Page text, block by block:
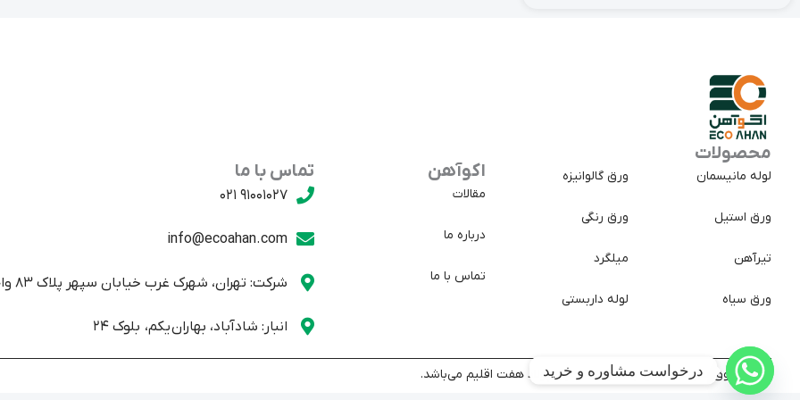
محصولات
لوله مانیسمان
ورق استیل
تیرآهن
ورق سیاه
ورق گالوانیزه
ورق رنگی
میلگرد
لوله داربستی
اکوآهن
مقالات
درباره ما
تماس با ما
تماس با ما
91001027 021
info@ecoahan.com
شرکت: تهران، شهرک غرب خیابان سپهر پلاک 83 واحد یک
انبار: شادآباد، بهاران یکم، بلوک 24
کلیه حقوق سایت متعلق به شرکت تجارت پولاد هفت اقلیم می‌باشد.
درخواست مشاوره و خرید